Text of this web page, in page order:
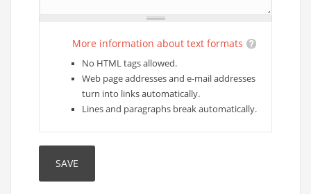
More information about text formats
No HTML tags allowed.
Web page addresses and e-mail addresses
turn into links automatically.
Lines and paragraphs break automatically.